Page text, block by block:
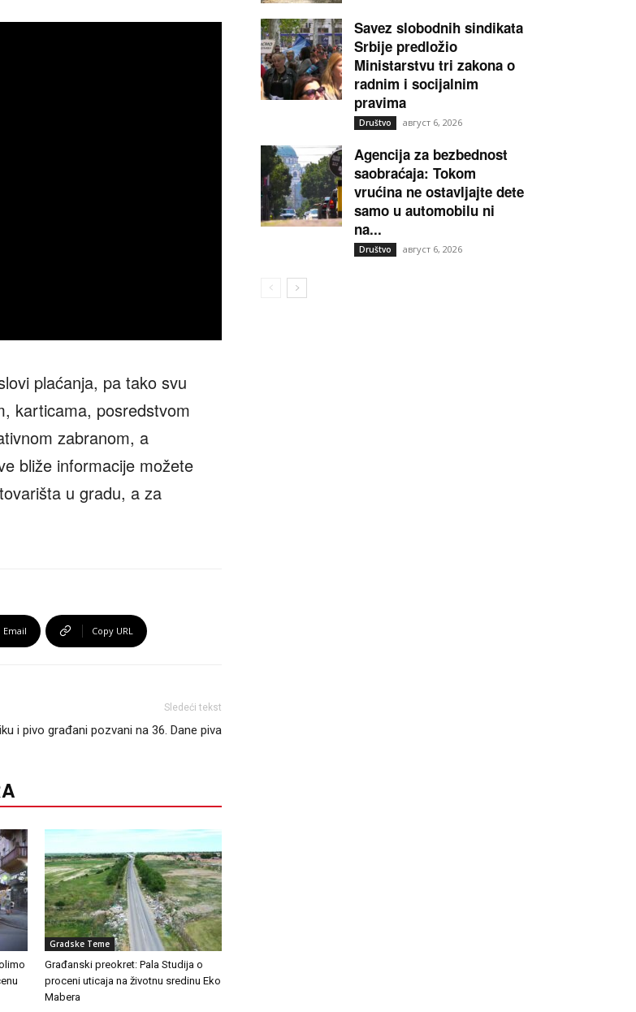
plaćanja, pa tako svu
karticama, posredstvom
zabranom, a
bliže informacije možete
u gradu, a za
Email Copy URL
Sledeći tekst
i pivo građani pozvani na 36. Dane piva
Gradske Teme
Građanski preokret: Pala Studija o
proceni uticaja na životnu sredinu Eko
Mabera
Savez slobodnih sindikata
Srbije predložio
Ministarstvu tri zakona o
radnim i socijalnim
pravima
Društvo август 6, 2026
Agencija za bezbednost
saobraćaja: Tokom
vrućina ne ostavljajte dete
samo u automobilu ni
na...
Društvo август 6, 2026